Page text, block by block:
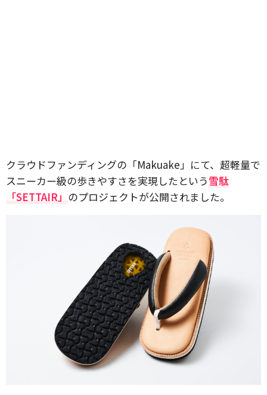
クラウドファンディングの「Makuake」にて、超軽量で
スニーカー級の歩きやすさを実現したという雪駄
「SETTAIR」 のプロジェクトが公開されました。